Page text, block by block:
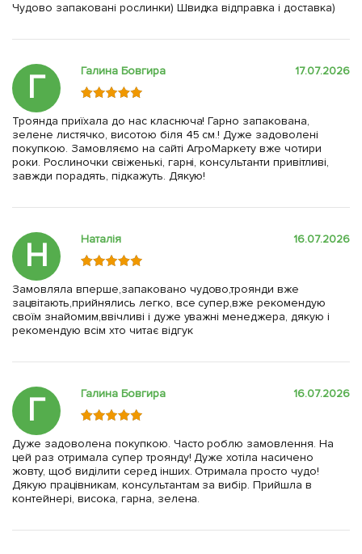
Чудово запаковані рослинки) Швидка відправка і доставка)
Г Галина Бовгира 17.07.2026
Троянда приїхала до нас класнюча! Гарно запакована,
зелене листячко, висотою біля 45 см.! Дуже задоволені
покупкою. Замовляємо на сайті АгроМаркету вже чотири
роки. Рослиночки свіженькі, гарні, консультанти привітливі,
завжди порадять, підкажуть. Дякую!
Н Наталія 16.07.2026
Замовляла вперше,запаковано чудово,троянди вже
зацвітають,прийнялись легко, все супер,вже рекомендую
своїм знайомим,ввічливі і дуже уважні менеджера, дякую і
рекомендую всім хто читає відгук
Г Галина Бовгира 16.07.2026
Дуже задоволена покупкою. Часто роблю замовлення. На
цей раз отримала супер троянду! Дуже хотіла насичено
жовту, щоб виділити серед інших. Отримала просто чудо!
Дякую працівникам, консультантам за вибір. Прийшла в
контейнері, висока, гарна, зелена.